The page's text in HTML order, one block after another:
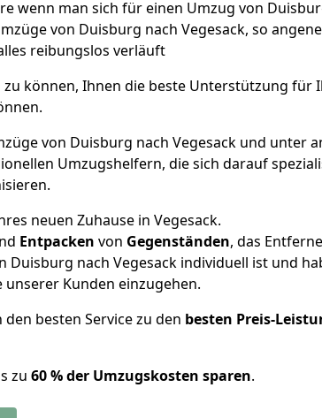
wenn man sich für einen Umzug von
von Duisburg nach Vegesack, so
reibungslos verläuft
können, Ihnen die beste Unterstützung für
von Duisburg nach Vegesack und unter
Umzugshelfern, die sich darauf
neuen Zuhause in Vegesack.
Entpacken von Gegenständen, das
nach Vegesack individuell ist und
Kunden einzugehen.
besten Service zu den besten Preis-
zu 60 % der Umzugskosten sparen.